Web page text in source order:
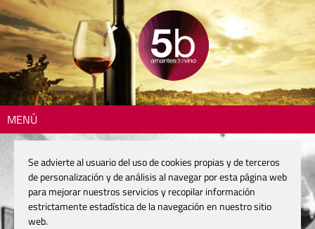
MENÚ
Se advierte al usuario del uso de cookies propias y de terceros
de personalización y de análisis al navegar por esta página web
para mejorar nuestros servicios y recopilar información
estrictamente estadística de la navegación en nuestro sitio
web.